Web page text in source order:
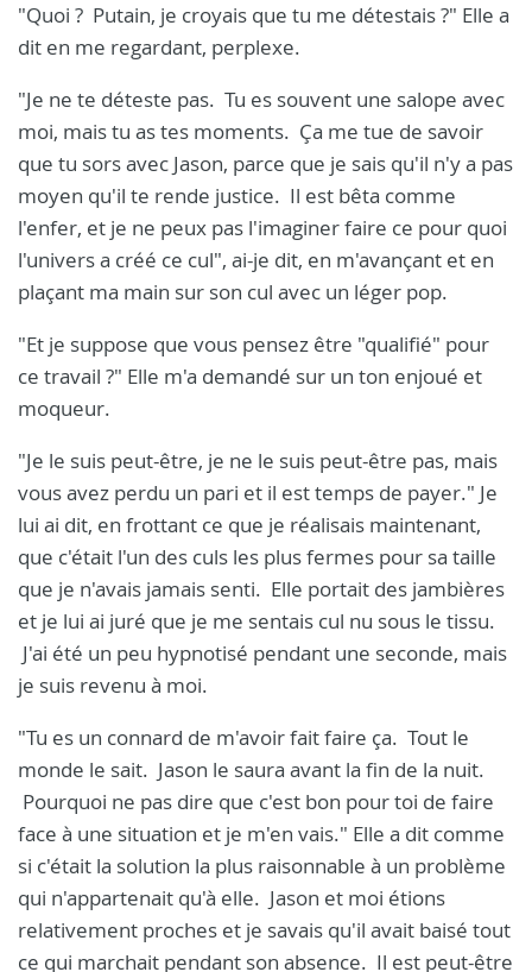
"Quoi ? Putain, je croyais que tu me détestais ?" Elle a
dit en me regardant, perplexe.
"Je ne te déteste pas. Tu es souvent une salope avec
moi, mais tu as tes moments. Ça me tue de savoir
que tu sors avec Jason, parce que je sais qu'il n'y a pas
moyen qu'il te rende justice. Il est bêta comme
l'enfer, et je ne peux pas l'imaginer faire ce pour quoi
l'univers a créé ce cul", ai-je dit, en m'avançant et en
plaçant ma main sur son cul avec un léger pop.
"Et je suppose que vous pensez être "qualifié" pour
ce travail ?" Elle m'a demandé sur un ton enjoué et
moqueur.
"Je le suis peut-être, je ne le suis peut-être pas, mais
vous avez perdu un pari et il est temps de payer." Je
lui ai dit, en frottant ce que je réalisais maintenant,
que c'était l'un des culs les plus fermes pour sa taille
que je n'avais jamais senti. Elle portait des jambières
et je lui ai juré que je me sentais cul nu sous le tissu.
J'ai été un peu hypnotisé pendant une seconde, mais
je suis revenu à moi.
"Tu es un connard de m'avoir fait faire ça. Tout le
monde le sait. Jason le saura avant la fin de la nuit.
Pourquoi ne pas dire que c'est bon pour toi de faire
face à une situation et je m'en vais." Elle a dit comme
si c'était la solution la plus raisonnable à un problème
qui n'appartenait qu'à elle. Jason et moi étions
relativement proches et je savais qu'il avait baisé tout
ce qui marchait pendant son absence. Il est peut-être